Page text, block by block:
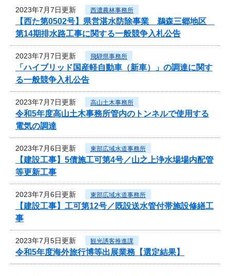
2023年7月7日更新 西濃農林事務所
【西た第0502号】県営湛水防除事業 鵜森三郷地区
第14期排水路工事に関する一般競争入札公告
2023年7月7日更新 飛騨県事務所
「ハイブリッド国産軽自動車（新車）」の調達に関す
る一般競争入札公告
2023年7月7日更新 高山土木事務所
令和5年度高山土木事務所管内のトンネルで使用する
電気の調達
2023年7月6日更新 東部広域水道事務所
【建設工事】5債施工可第4号／山之上浄水場場内配管
等更新工事
2023年7月6日更新 東部広域水道事務所
【建設工事】工可第12号／既設送水管付帯施設修繕工
事
2023年7月5日更新 観光誘客推進課
令和5年度海外旅行博等出展業務【選定結果】